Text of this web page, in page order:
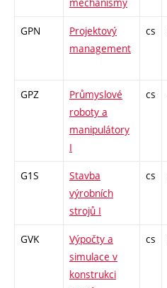
GPN
Projektový
management
cs
GPZ
Průmyslové
roboty a
manipulátory
I
cs
G1S
Stavba
výrobních
strojů I
cs
GVK
Výpočty a
simulace v
konstrukci
cs